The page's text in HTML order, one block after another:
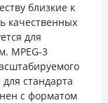
близкие к
качественных
для
MPEG-3
стандарта
с форматом